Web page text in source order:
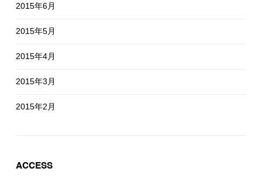
2015年6月
2015年5月
2015年4月
2015年3月
2015年2月
ACCESS